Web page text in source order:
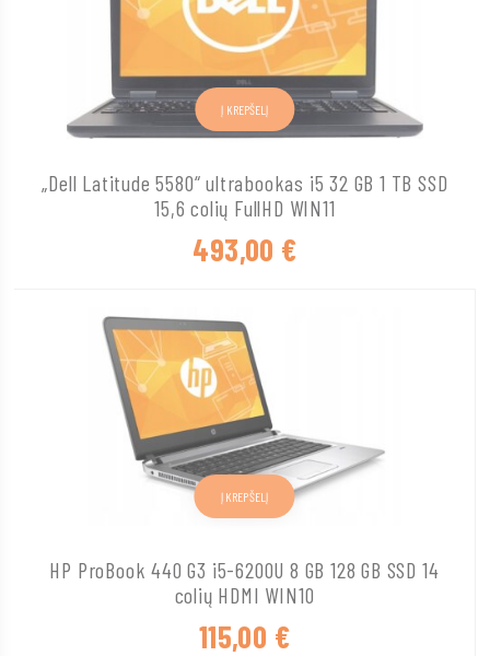
„Dell Latitude 5580“ ultrabookas i5 32 GB 1 TB SSD
15,6 colių FullHD WIN11
493,00 €
Į KREPŠELĮ
HP ProBook 440 G3 i5-6200U 8 GB 128 GB SSD 14
colių HDMI WIN10
115,00 €
Į KREPŠELĮ